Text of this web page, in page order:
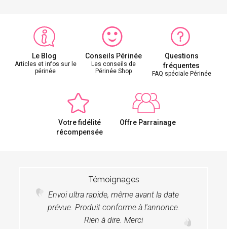
Le Blog
Articles et infos sur le
périnée
Conseils Périnée
Les conseils de
Périnée Shop
Questions
fréquentes
FAQ spéciale Périnée
Votre fidélité
récompensée
Offre Parrainage
Témoignages
Envoi ultra rapide, même avant la date
prévue. Produit conforme à l'annonce.
Rien à dire. Merci